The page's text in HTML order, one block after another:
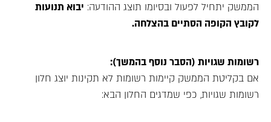
הממשק יתחיל לפעול ובסיומו תוצג ההודעה: יבוא תנועות
לקובץ הקופה הסתיים בהצלחה.
רשומות שגויות (הסבר נוסף בהמשך):
אם בקליטת הממשק קיימות רשומות לא תקינות יוצג חלון
רשומות שגויות, כפי שמדגים החלון הבא: